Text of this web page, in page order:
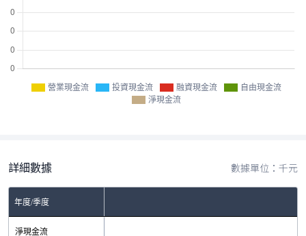
營業現金流 投資現金流 融資現金流
自由現金流
淨現金流
詳細數據 數據單位：千元
年度/季度
淨現金流